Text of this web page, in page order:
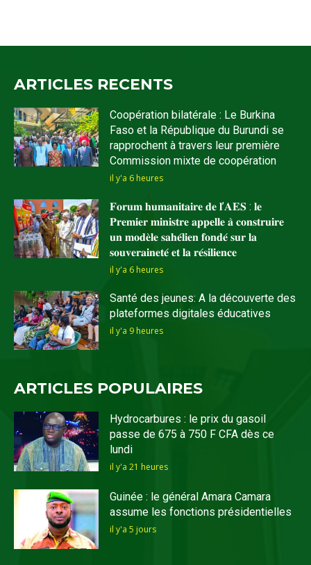
ARTICLES RECENTS
Coopération bilatérale : Le Burkina
Faso et la République du Burundi se
rapprochent à travers leur première
Commission mixte de coopération
il y'a 6 heures
𝐅𝐨𝐫𝐮𝐦 𝐡𝐮𝐦𝐚𝐧𝐢𝐭𝐚𝐢𝐫𝐞 𝐝𝐞 𝐥’𝐀𝐄𝐒 : 𝐥𝐞
𝐏𝐫𝐞𝐦𝐢𝐞𝐫 𝐦𝐢𝐧𝐢𝐬𝐭𝐫𝐞 𝐚𝐩𝐩𝐞𝐥𝐥𝐞 𝐚̀ 𝐜𝐨𝐧𝐬𝐭𝐫𝐮𝐢𝐫𝐞
𝐮𝐧 𝐦𝐨𝐝𝐞̀𝐥𝐞 𝐬𝐚𝐡𝐞́𝐥𝐢𝐞𝐧 𝐟𝐨𝐧𝐝𝐞́ 𝐬𝐮𝐫 𝐥𝐚
𝐬𝐨𝐮𝐯𝐞𝐫𝐚𝐢𝐧𝐞𝐭𝐞́ 𝐞𝐭 𝐥𝐚 𝐫𝐞́𝐬𝐢𝐥𝐢𝐞𝐧𝐜𝐞
il y'a 6 heures
Santé des jeunes: A la découverte des
plateformes digitales éducatives
il y'a 9 heures
ARTICLES POPULAIRES
Hydrocarbures : le prix du gasoil
passe de 675 à 750 F CFA dès ce
lundi
il y'a 21 heures
Guinée : le général Amara Camara
assume les fonctions présidentielles
il y'a 5 jours